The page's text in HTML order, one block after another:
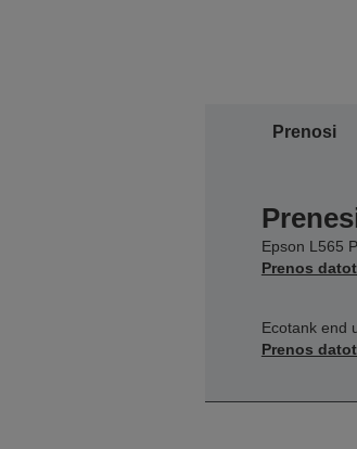
Prenosi
Epson L565
Prenos
Ecotank end
Prenos